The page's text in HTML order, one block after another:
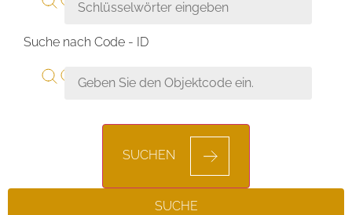
Suche nach Code - ID
SUCHEN
SUCHE